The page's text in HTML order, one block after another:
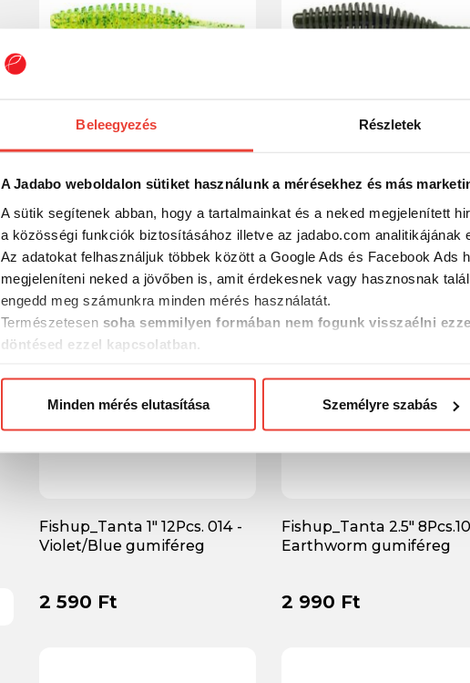
Beleegyezés Részletek
A Jadabo weboldalon sütiket használunk a mérésekhez és más
A sütik segítenek abban, hogy a tartalmainkat és a neked megjelenített
a közösségi funkciók biztosításához illetve az jadabo.com analitikájának
Az adatokat felhasználjuk többek között a Google Ads és Facebook Ads
megjeleníteni neked a jövőben is, amit érdekesnek vagy hasznosnak
engedd meg számunkra minden mérés használatát.
Természetesen soha semmilyen formában nem fogunk visszaélni
döntésed ezzel kapcsolatban.
Minden mérés elutasítása Személyre szabás
Flo Chartreuse/Green
2 331 Ft
Chartreuse/Black
2 340 Ft
Fishup_Tanta 1" 12Pcs. 014 -
Violet/Blue gumiféreg
2 590 Ft
Fishup_Tanta 2.5"
Earthworm gumiféreg
2 990 Ft